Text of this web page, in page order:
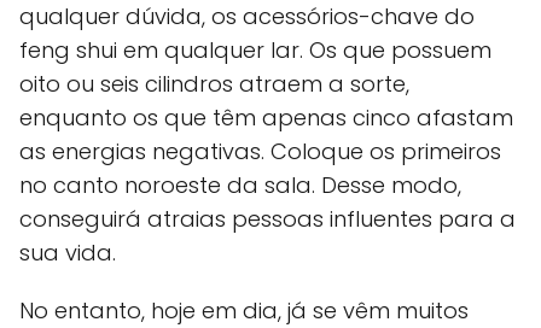
qualquer dúvida, os acessórios-chave do
feng shui em qualquer lar. Os que possuem
oito ou seis cilindros atraem a sorte,
enquanto os que têm apenas cinco afastam
as energias negativas. Coloque os primeiros
no canto noroeste da sala. Desse modo,
conseguirá atraias pessoas influentes para a
sua vida.
No entanto, hoje em dia, já se vêm muitos